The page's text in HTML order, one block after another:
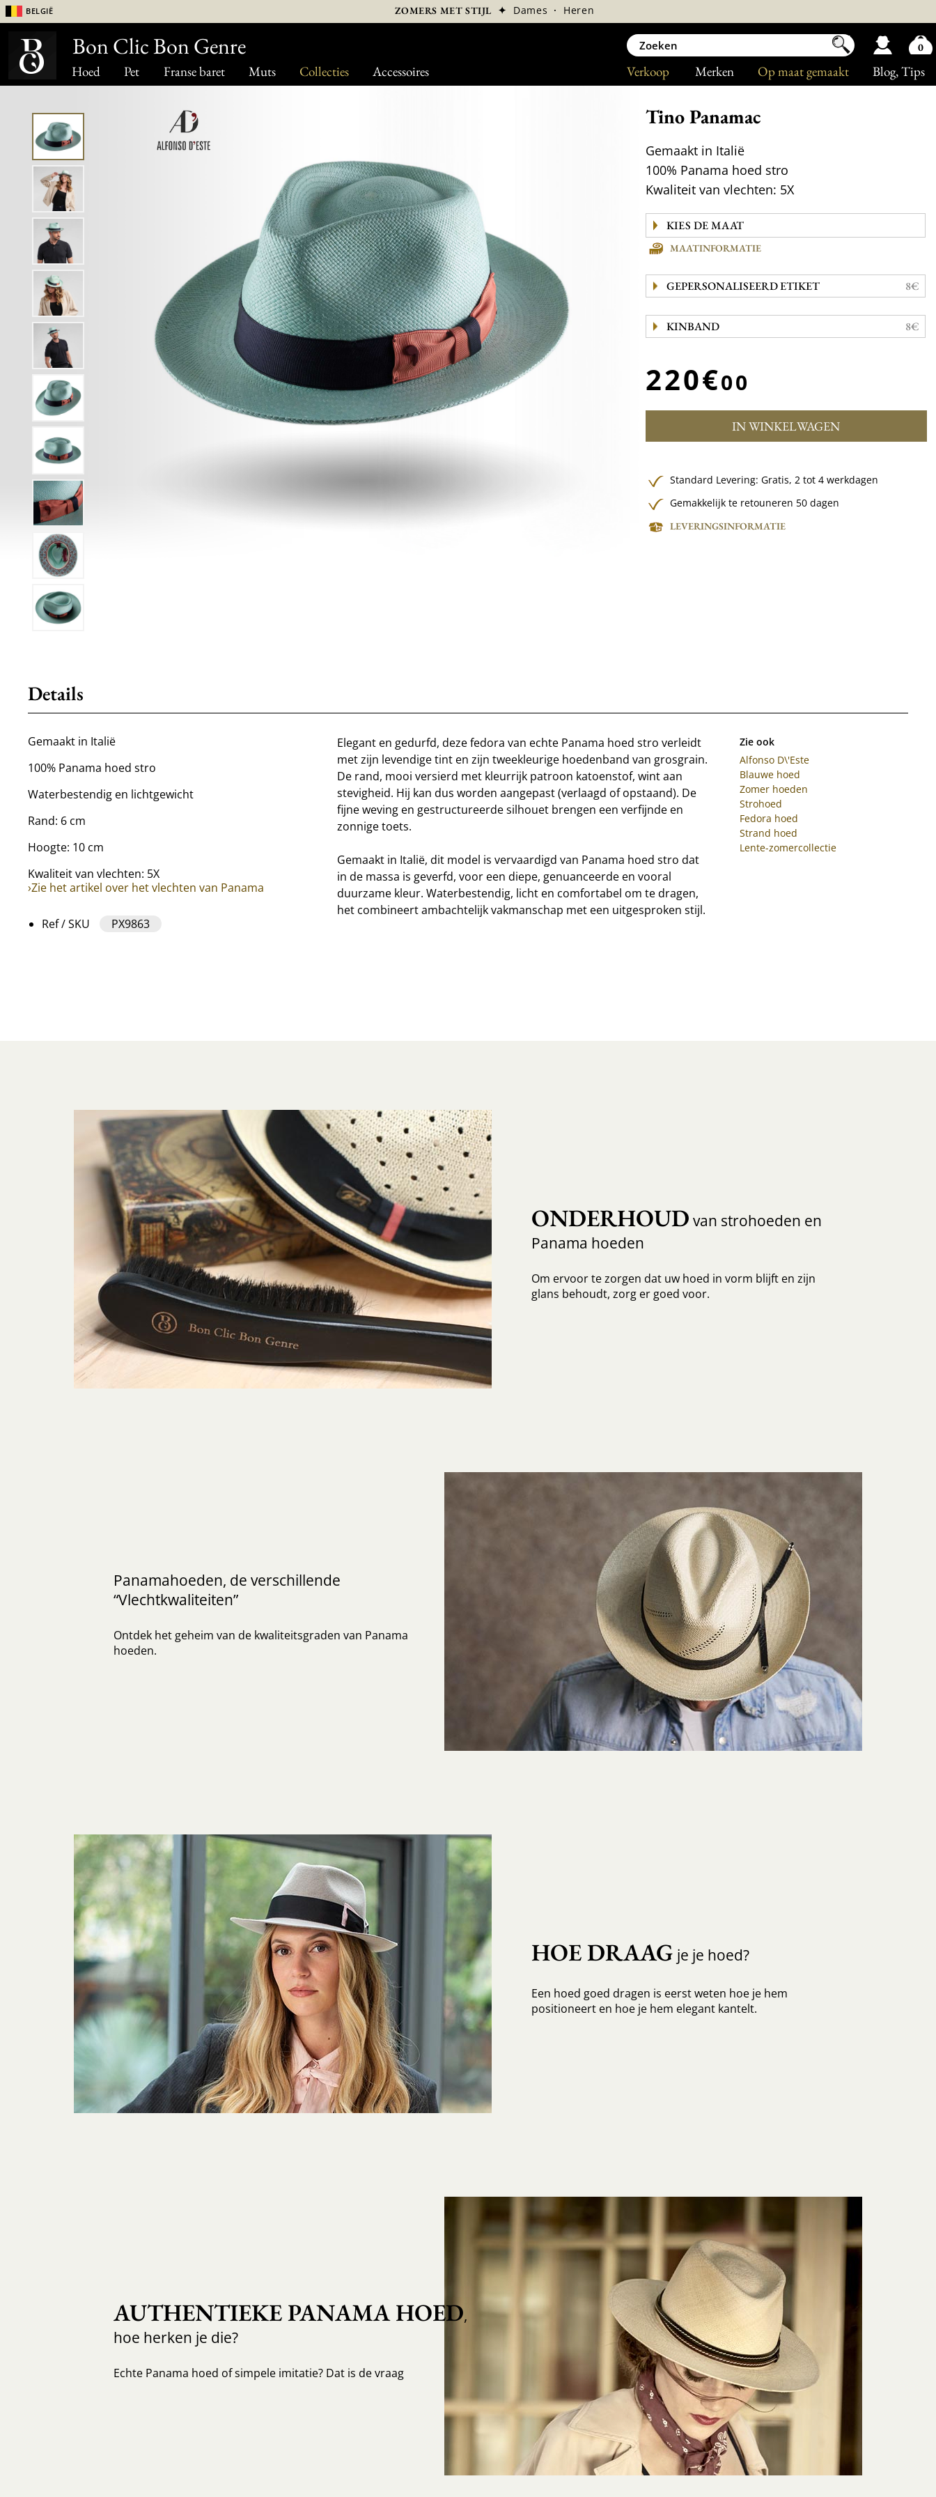
Hoed Pet Franse baret Muts Collecties Accessoires Blog, Tips
Op maat gemaakt
Merken
Verkoop
België ZOMERS MET STIJL ✦ Dames · Heren
Tino Panamac
Gemaakt in Italië
100% Panama hoed stro
Kwaliteit van vlechten: 5X
MAATINFORMATIE
GEPERSONALISEERD ETIKET 8€
KINBAND 8€
220€00
IN WINKELWAGEN
Standard Levering:Gratis,2 tot 4 werkdagen
Gemakkelijk te retouneren 50 dagen
LEVERINGSINFORMATIE
Details
Gemaakt in Italië
100% Panama hoed stro
Waterbestendig en lichtgewicht
Rand: 6 cm
Hoogte: 10 cm
Kwaliteit van vlechten: 5X
›Zie het artikel over het vlechten van Panama
Ref / SKU PX9863
Elegant en gedurfd, deze fedora van echte Panama hoed stro verleidt
met zijn levendige tint en zijn tweekleurige hoedenband van grosgrain.
De rand, mooi versierd met kleurrijk patroon katoenstof, wint aan
stevigheid. Hij kan dus worden aangepast (verlaagd of opstaand). De
fijne weving en gestructureerde silhouet brengen een verfijnde en
zonnige toets.
Gemaakt in Italië, dit model is vervaardigd van Panama hoed stro dat
in de massa is geverfd, voor een diepe, genuanceerde en vooral
duurzame kleur. Waterbestendig, licht en comfortabel om te dragen,
het combineert ambachtelijk vakmanschap met een uitgesproken stijl.
Zie ook
Alfonso D\'Este
Blauwe hoed
Zomer hoeden
Strohoed
Fedora hoed
Strand hoed
Lente-zomercollectie
ONDERHOUD van strohoeden en
Panama hoeden
Om ervoor te zorgen dat uw hoed in vorm blijft en zijn
glans behoudt, zorg er goed voor.
Panamahoeden, de verschillende
“Vlechtkwaliteiten”
Ontdek het geheim van de kwaliteitsgraden van Panama
hoeden.
HOE DRAAG je je hoed?
Een hoed goed dragen is eerst weten hoe je hem
positioneert en hoe je hem elegant kantelt.
AUTHENTIEKE PANAMA HOED,
hoe herken je die?
Echte Panama hoed of simpele imitatie? Dat is de vraag
Bon Clic Bon Genre 0